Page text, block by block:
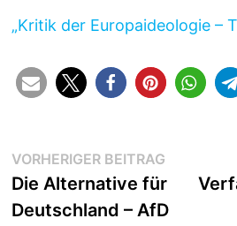
„Kritik der Europaideologie –
VORHERIGER BEITRAGVorheriger
Beitrag:
Die Alternative für
Deutschland – AfD